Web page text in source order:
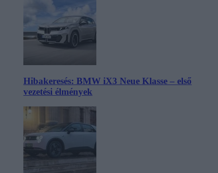
Hibakeresés: BMW iX3 Neue Klasse – első
vezetési élmények